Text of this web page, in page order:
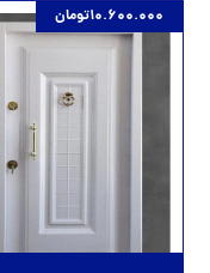
10.600.000تومان